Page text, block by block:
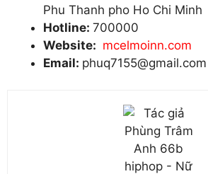
Phu Thanh pho Ho Chi Minh
Hotline: 700000
Website: mcelmoinn.com
Email: phuq7155@gmail.com